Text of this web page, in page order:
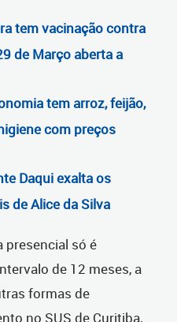
tem vacinação contra
de Março aberta a
tem arroz, feijão,
com preços
Daqui exalta os
de Alice da Silva
presencial só é
de 12 meses, a
formas de
no SUS de Curitiba,